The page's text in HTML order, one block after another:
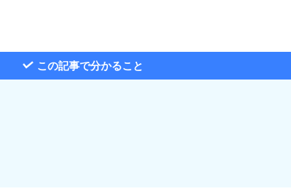
この記事で分かること